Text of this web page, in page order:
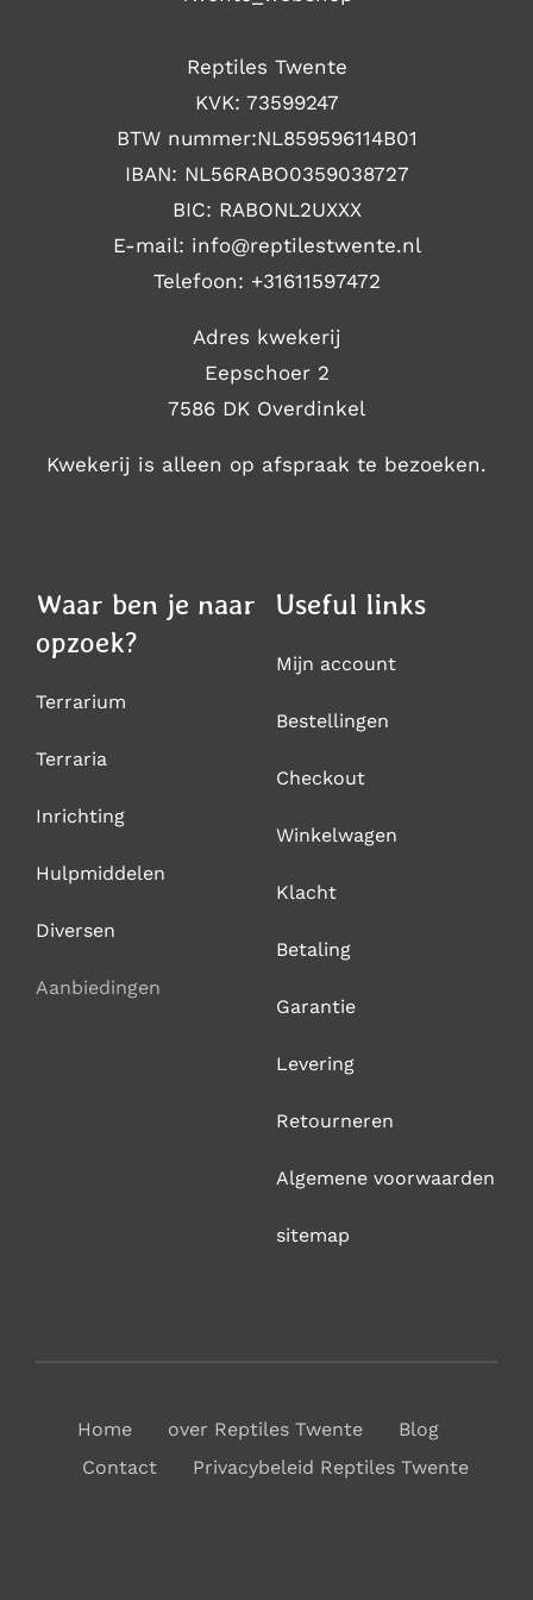
Reptiles Twente
KVK: 73599247
BTW nummer:NL859596114B01
IBAN: NL56RABO0359038727
BIC: RABONL2UXXX
E-mail: info@reptilestwente.nl
Telefoon: +31611597472
Adres kwekerij
Eepschoer 2
7586 DK Overdinkel
Kwekerij is alleen op afspraak te bezoeken.
Waar ben je naar
opzoek?
Terrarium
Terraria
Inrichting
Hulpmiddelen
Diversen
Aanbiedingen
Useful links
Mijn account
Bestellingen
Checkout
Winkelwagen
Klacht
Betaling
Garantie
Levering
Retourneren
Algemene voorwaarden
sitemap
Home over Reptiles Twente
Blog
Contact
Privacybeleid Reptiles Twente